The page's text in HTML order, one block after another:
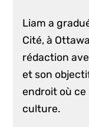
Liam a
Cité, à
rédaction
et son
endroit où ce
culture.